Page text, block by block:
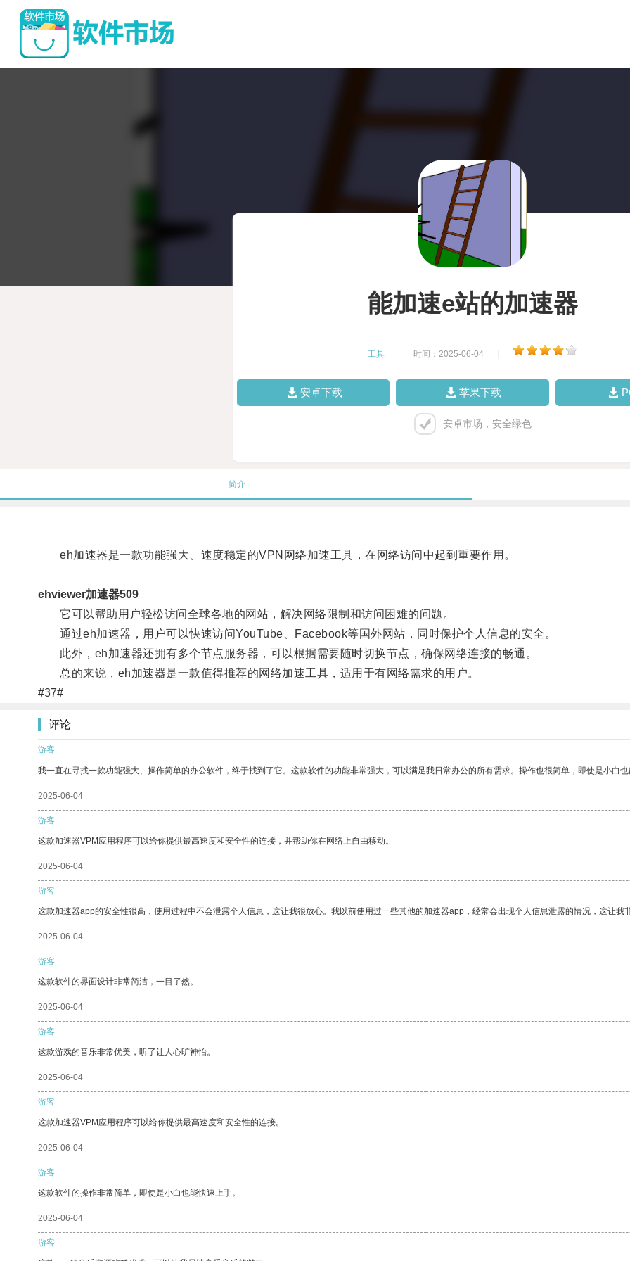
能加速e站的加速器
工具 时间：2025-06-04
安卓下载 苹果下载
安卓市场，安全绿色
简介
eh加速器是一款功能强大、速度稳定的VPN网络加速工具，在网络访问中起到重要作用。
ehviewer加速器509
它可以帮助用户轻松访问全球各地的网站，解决网络限制和访问困难的问题。
通过eh加速器，用户可以快速访问YouTube、Facebook等国外网站，同时保护个人信息的安全。
此外，eh加速器还拥有多个节点服务器，可以根据需要随时切换节点，确保网络连接的畅通。
总的来说，eh加速器是一款值得推荐的网络加速工具，适用于有网络需求的用户。
#37#
评论
游客
我一直在寻找一款功能强大、操作简单的办公软件，终于找到了它。这款软件的功能非常强大，可以满足我日常办公的所有需求。操作也很简单，即使是小白也
2025-06-04
游客
这款加速器VPM应用程序可以给你提供最高速度和安全性的连接，并帮助你在网络上自由移动。
2025-06-04
游客
这款加速器app的安全性很高，使用过程中不会泄露个人信息，这让我很放心。我以前使用过一些其他的加速器app，经常会出现个人信息泄露的情况，这让我
2025-06-04
游客
这款软件的界面设计非常简洁，一目了然。
2025-06-04
游客
这款游戏的音乐非常优美，听了让人心旷神怡。
2025-06-04
游客
这款加速器VPM应用程序可以给你提供最高速度和安全性的连接。
2025-06-04
游客
这款软件的操作非常简单，即使是小白也能快速上手。
2025-06-04
游客